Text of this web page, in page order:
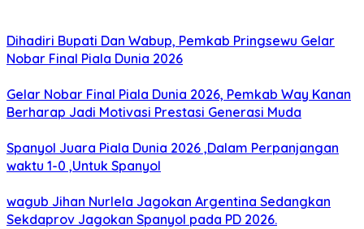
Dihadiri Bupati Dan Wabup, Pemkab Pringsewu Gelar
Nobar Final Piala Dunia 2026
Gelar Nobar Final Piala Dunia 2026, Pemkab Way Kanan
Berharap Jadi Motivasi Prestasi Generasi Muda
Spanyol Juara Piala Dunia 2026 ,Dalam Perpanjangan
waktu 1-0 ,Untuk Spanyol
wagub Jihan Nurlela Jagokan Argentina Sedangkan
Sekdaprov Jagokan Spanyol pada PD 2026.